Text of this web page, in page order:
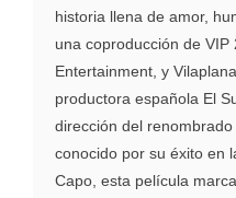
historia llena de amor,
una coproducción de VIP
Entertainment, y
productora española El
dirección del
conocido por su éxito en
Capo, esta película